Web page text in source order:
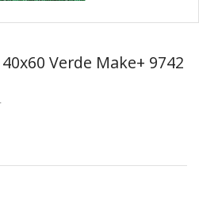
Verde Make+ 9742